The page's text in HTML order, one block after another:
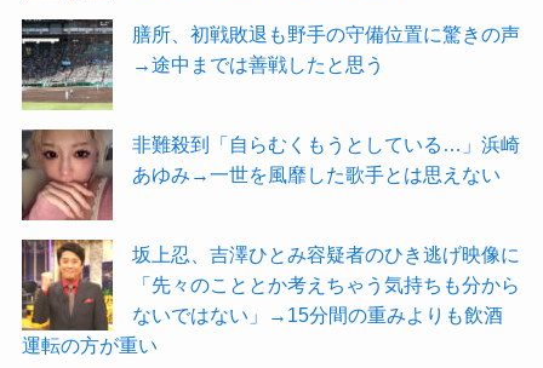
膳所、初戦敗退も野手の守備位置に驚きの声
→途中までは善戦したと思う
非難殺到「自らむくもうとしている…」浜崎
あゆみ→一世を風靡した歌手とは思えない
坂上忍、吉澤ひとみ容疑者のひき逃げ映像に
「先々のこととか考えちゃう気持ちも分から
ないではない」→15分間の重みよりも飲酒
運転の方が重い